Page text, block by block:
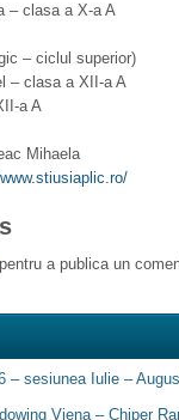
– clasa a X-a A
– ciclul superior)
– clasa a XII-a A
a A
Mihaela
pentru a publica un
– sesiunea Iulie –
Viena – Chiper